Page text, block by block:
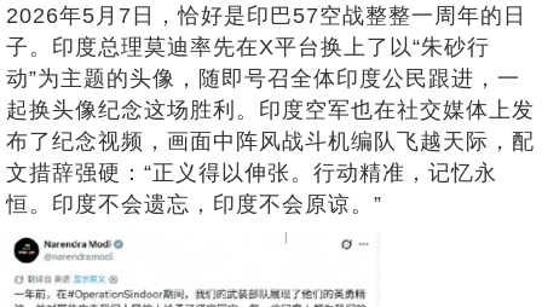
2026年5月7日，恰好是印巴57空战整整一周年的日
子。印度总理莫迪率先在X平台换上了以“朱砂行
动”为主题的头像，随即号召全体印度公民跟进，一
起换头像纪念这场胜利。印度空军也在社交媒体上发
布了纪念视频，画面中阵风战斗机编队飞越天际，配
文措辞强硬：“正义得以伸张。行动精准，记忆永
恒。印度不会遗忘，印度不会原谅。”